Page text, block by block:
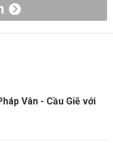
Vân - Cầu Giẽ với